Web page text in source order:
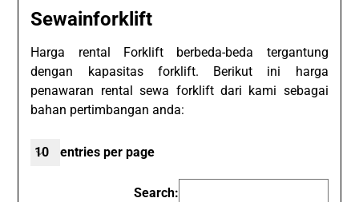
Sewainforklift
Harga rental Forklift berbeda-beda tergantung
dengan kapasitas forklift. Berikut ini harga
penawaran rental sewa forklift dari kami sebagai
bahan pertimbangan anda:
entries per page
Search: